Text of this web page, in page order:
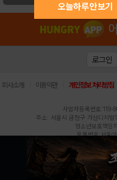
오늘하루 안보기
로그인
회사소개 이용약관 개인정보 처리방침
사업자등록번호:119-
주소: 서울시 금천구 가산디지
청소년보호책임
등록번호:서울
발행인:(주)
헝그리앱의 콘텐츠 및 기사는 저작권
Copyright (c)